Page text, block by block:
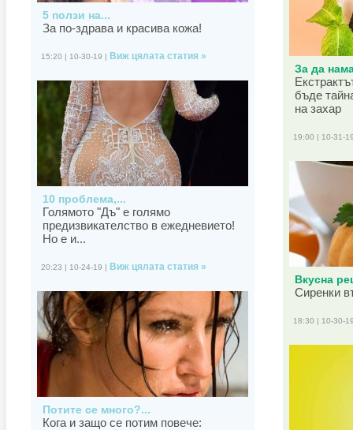
5 ползи на...
За по-здрава и красива кожа!
15:20 | 10-30-19 | Виж цялата статия »
10 проблема,...
Голямото "Дъ" е голямо
предизвикателство в ежедневието!
Но е и...
20:23 | 10-24-19 | Виж цялата статия »
Потите се много?...
Кога и защо се потим повече:
За да
бъде
на захар
19:00 | 10-31-
Вкусна
Сиренки
18:30 | 10-30-